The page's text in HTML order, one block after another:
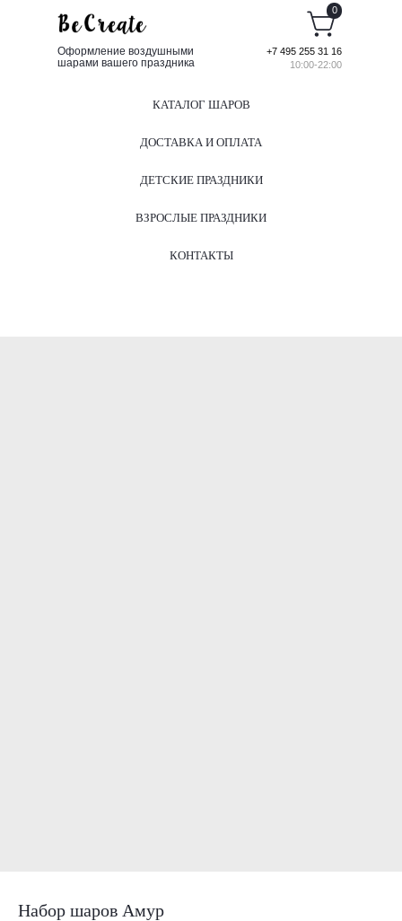
Оформление воздушными
шарами вашего праздника
+7 495 255 31 16
10:00-22:00
0
КАТАЛОГ ШАРОВ
ДОСТАВКА И ОПЛАТА
ДЕТСКИЕ ПРАЗДНИКИ
ВЗРОСЛЫЕ ПРАЗДНИКИ
КОНТАКТЫ
Набор шаров Амур